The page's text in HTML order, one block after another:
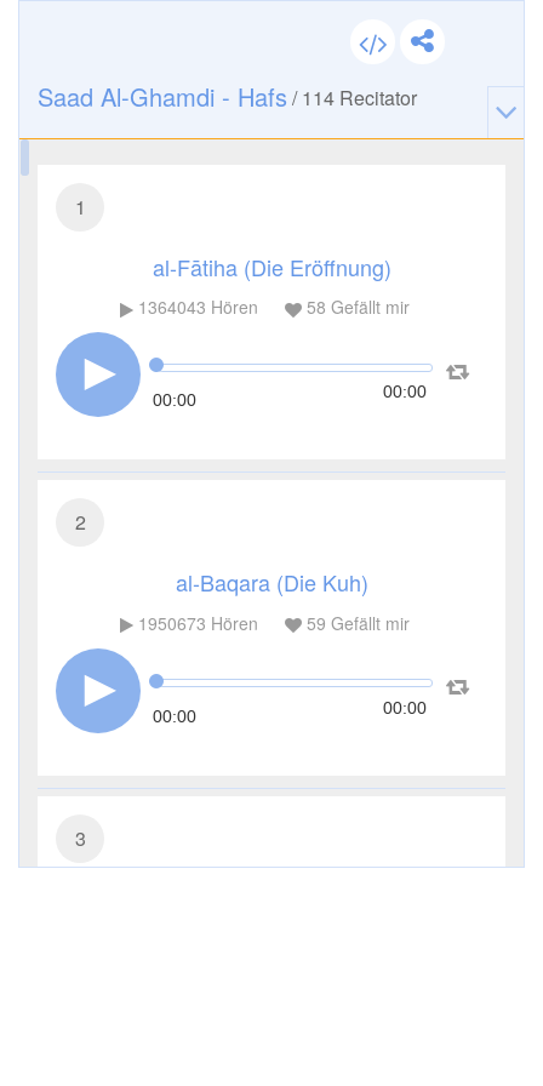
Saad Al-Ghamdi - Hafs /114 Recitator
1
al-Fātiha (Die Eröffnung)
1364043 Hören 58 Gefällt mir
00:00 00:00
2
al-Baqara (Die Kuh)
1950673 Hören 59 Gefällt mir
00:00 00:00
3